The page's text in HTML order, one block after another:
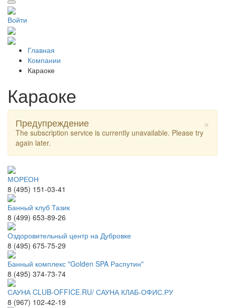
Войти
Главная
Компании
Караоке
Караоке
×
Предупреждение
The subscription service is currently unavailable. Please try
again later.
МОРЕОН
8 (495) 151-03-41
Банный клуб Тазик
8 (499) 653-89-26
Оздоровительный центр на Дубровке
8 (495) 675-75-29
Банный комплекс "Golden SPA Распутин"
8 (495) 374-73-74
САУНА CLUB-OFFICE.RU/ САУНА КЛАБ-ОФИС.РУ
8 (967) 102-42-19